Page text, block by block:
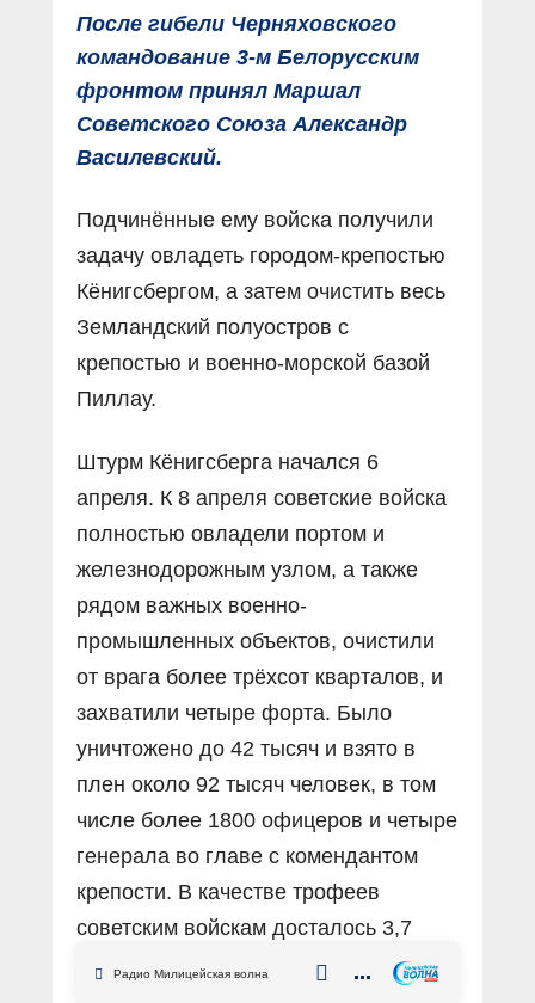
После гибели Черняховского
командование 3-м Белорусским
фронтом принял Маршал
Советского Союза Александр
Василевский.
Подчинённые ему войска получили
задачу овладеть городом-крепостью
Кёнигсбергом, а затем очистить весь
Земландский полуостров с
крепостью и военно-морской базой
Пиллау.
Штурм Кёнигсберга начался 6
апреля. К 8 апреля советские войска
полностью овладели портом и
железнодорожным узлом, а также
рядом важных военно-
промышленных объектов, очистили
от врага более трёхсот кварталов, и
захватили четыре форта. Было
уничтожено до 42 тысяч и взято в
плен около 92 тысяч человек, в том
числе более 1800 офицеров и четыре
генерала во главе с комендантом
крепости. В качестве трофеев
советским войскам досталось 3,7
тысячи орудий и миномётов, 128
Радио Милицейская волна